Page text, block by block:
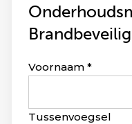
Leave
blank
Voornaam
Tussenvoegsel